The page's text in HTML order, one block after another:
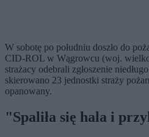
W sobotę po południu doszło do
CID-ROL w Wągrowcu (woj.
strażacy odebrali zgłoszenie
skierowano 23 jednostki straży
opanowany.
"Spaliła się hala i